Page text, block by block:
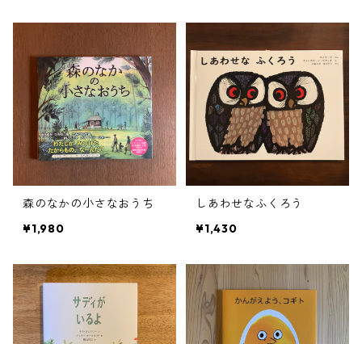
森のなかの小さなおうち
¥1,980
しあわせなふくろう
¥1,430